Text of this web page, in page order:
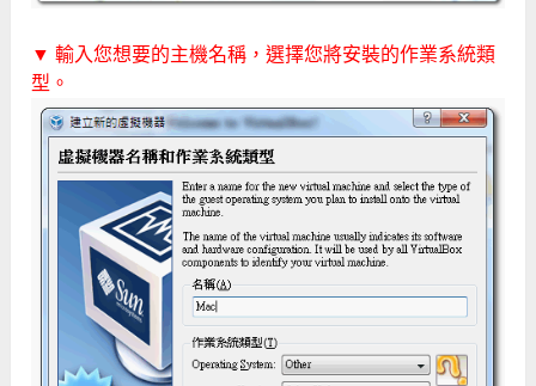
▼ 輸入您想要的主機名稱，選擇您將安裝的作業系統類
型。